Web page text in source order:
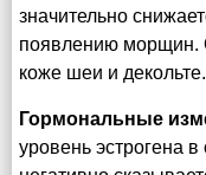
значительно
появлению морщин.
коже шеи и декольте.
Гормональные
уровень эстрогена